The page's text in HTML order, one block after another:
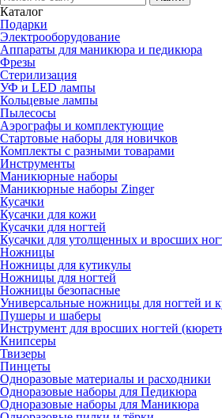
Каталог
Подарки
Электро­оборудование
Аппараты для маникюра и педикюра
Фрезы
Стерилизация
УФ и LED лампы
Кольцевые лампы
Пылесосы
Аэрографы и комплектующие
Стартовые наборы для новичков
Комплекты с разными товарами
Инструменты
Маникюрные наборы
Маникюрные наборы Zinger
Кусачки
Кусачки для кожи
Кусачки для ногтей
Кусачки для утолщенных и вросших
Ножницы
Ножницы для кутикулы
Ножницы для ногтей
Ножницы безопасные
Универсальные ножницы для ногтей и
Пушеры и шаберы
Инструмент для вросших ногтей
Книпсеры
Твизеры
Пинцеты
Одноразовые материалы и расходники
Одноразовые наборы для Педикюра
Одноразовые наборы для Маникюра